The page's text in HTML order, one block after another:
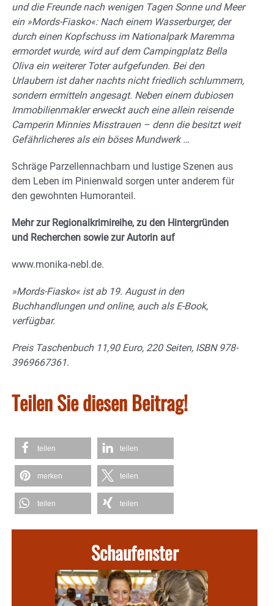
und die Freunde nach wenigen Tagen Sonne und Meer
ein »Mords-Fiasko«: Nach einem Wasserburger, der
durch einen Kopfschuss im Nationalpark Maremma
ermordet wurde, wird auf dem Campingplatz Bella
Oliva ein weiterer Toter aufgefunden. Bei den
Urlaubern ist daher nachts nicht friedlich schlummern,
sondern ermitteln angesagt. Neben einem dubiosen
Immobilienmakler erweckt auch eine allein reisende
Camperin Minnies Misstrauen – denn die besitzt weit
Gefährlicheres als ein böses Mundwerk …
Schräge Parzellennachbarn und lustige Szenen aus
dem Leben im Pinienwald sorgen unter anderem für
den gewohnten Humoranteil.
Mehr zur Regionalkrimireihe, zu den Hintergründen
und Recherchen sowie zur Autorin auf
www.monika-nebl.de.
»Mords-Fiasko« ist ab 19. August in den
Buchhandlungen und online, auch als E-Book,
verfügbar.
Preis Taschenbuch 11,90 Euro, 220 Seiten, ISBN 978-
3969667361.
Teilen Sie diesen Beitrag!
teilen teilen
merken teilen
teilen teilen
Schaufenster